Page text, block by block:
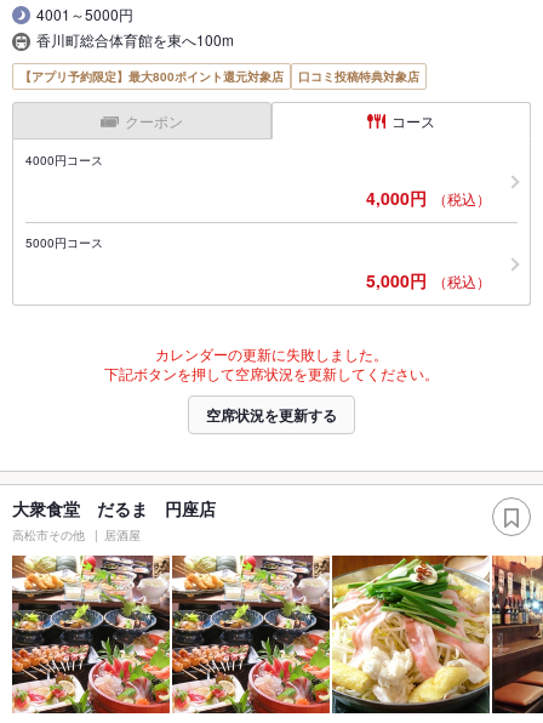
4001～5000円
香川町総合体育館を東へ100m
【アプリ予約限定】最大800ポイント還元対象店 口コミ投稿特典対象店
クーポン コース
4000円コース
4,000円 （税込）
5000円コース
5,000円 （税込）
カレンダーの更新に失敗しました。
下記ボタンを押して空席状況を更新してください。
空席状況を更新する
大衆食堂 だるま 円座店
高松市その他 居酒屋